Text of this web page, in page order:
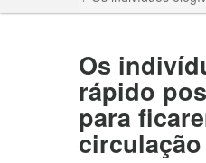
Os
rápido
para
circulação